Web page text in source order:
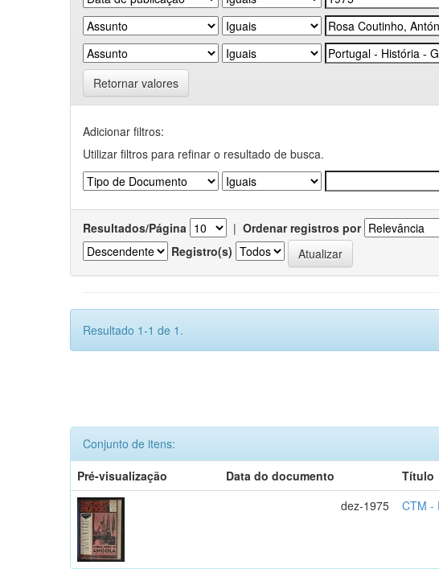
Retornar valores
Adicionar filtros:
Utilizar filtros para refinar o resultado de busca.
Resultados/Página | Ordenar registros por
Registro(s)
Resultado 1-1 de 1.
Conjunto de itens:
Pré-visualização
Data do documento Título
dez-1975
CTM -